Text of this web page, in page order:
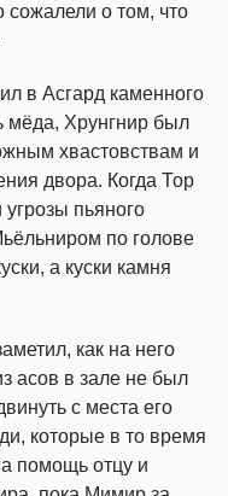
сожалели о том, что
в Асгард каменного
мёда, Хрунгнир был
хвастовствам и
двора. Когда Тор
пьяного
по голове
а куски камня
как на него
асов в зале не был
с места его
которые в то время
помощь отцу и